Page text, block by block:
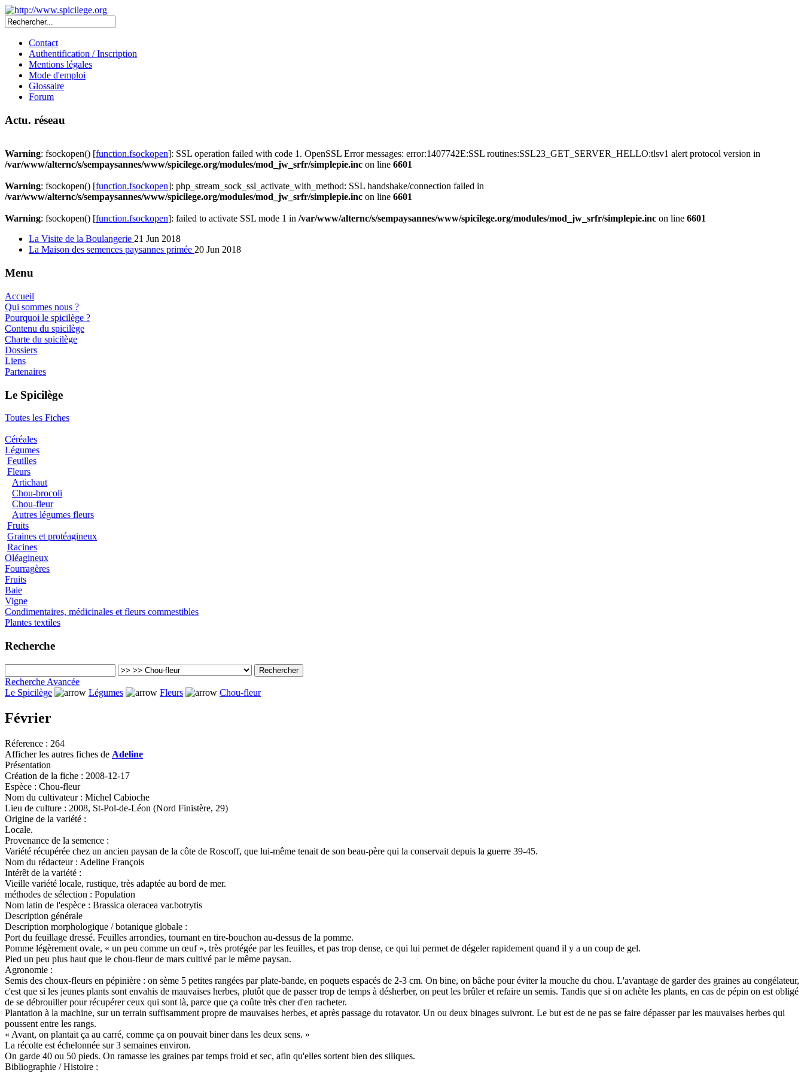
Contact
Authentification / Inscription
Mentions légales
Mode d'emploi
Glossaire
Forum
Actu. réseau
Warning: fsockopen() [function.fsockopen]: SSL operation failed with code 1. OpenSSL Error messages: error:1407742E:SSL routines:SSL23_GET_SERVER_HELLO:tlsv1 alert protocol version in
/var/www/alternc/s/sempaysannes/www/spicilege.org/modules/mod_jw_srfr/simplepie.inc on line 6601
Warning: fsockopen() [function.fsockopen]: php_stream_sock_ssl_activate_with_method: SSL handshake/connection failed in
/var/www/alternc/s/sempaysannes/www/spicilege.org/modules/mod_jw_srfr/simplepie.inc on line 6601
Warning: fsockopen() [function.fsockopen]: failed to activate SSL mode 1 in /var/www/alternc/s/sempaysannes/www/spicilege.org/modules/mod_jw_srfr/simplepie.inc on line 6601
La Visite de la Boulangerie 21 Jun 2018
La Maison des semences paysannes primée 20 Jun 2018
Menu
Accueil
Qui sommes nous ?
Pourquoi le spicilège ?
Contenu du spicilège
Charte du spicilège
Dossiers
Liens
Partenaires
Le Spicilège
Toutes les Fiches
Céréales
Légumes
Feuilles
Fleurs
Artichaut
Chou-brocoli
Chou-fleur
Autres légumes fleurs
Fruits
Graines et protéagineux
Racines
Oléagineux
Fourragères
Fruits
Baie
Vigne
Condimentaires, médicinales et fleurs commestibles
Plantes textiles
Recherche
Recherche Avancée
Le Spicilège
Légumes Fleurs Chou-fleur
Février
Réference : 264
Afficher les autres fiches de Adeline
Présentation
Création de la fiche : 2008-12-17
Espèce : Chou-fleur
Nom du cultivateur : Michel Cabioche
Lieu de culture : 2008, St-Pol-de-Léon (Nord Finistère, 29)
Origine de la variété :
Locale.
Provenance de la semence :
Variété récupérée chez un ancien paysan de la côte de Roscoff, que lui-même tenait de son beau-père qui la conservait depuis la guerre 39-45.
Nom du rédacteur : Adeline François
Intérêt de la variété :
Vieille variété locale, rustique, très adaptée au bord de mer.
méthodes de sélection : Population
Nom latin de l'espèce : Brassica oleracea var.botrytis
Description générale
Description morphologique / botanique globale :
Port du feuillage dressé. Feuilles arrondies, tournant en tire-bouchon au-dessus de la pomme.
Pomme légèrement ovale, « un peu comme un œuf », très protégée par les feuilles, et pas trop dense, ce qui lui permet de dégeler rapidement quand il y a un coup de gel.
Pied un peu plus haut que le chou-fleur de mars cultivé par le même paysan.
Agronomie :
Semis des choux-fleurs en pépinière : on sème 5 petites rangées par plate-bande, en poquets espacés de 2-3 cm. On bine, on bâche pour éviter la mouche du chou. L'avantage de garder des graines au congélateur,
c'est que si les jeunes plants sont envahis de mauvaises herbes, plutôt que de passer trop de temps à désherber, on peut les brûler et refaire un semis. Tandis que si on achète les plants, en cas de pépin on est obligé
de se débrouiller pour récupérer ceux qui sont là, parce que ça coûte très cher d'en racheter.
Plantation à la machine, sur un terrain suffisamment propre de mauvaises herbes, et après passage du rotavator. Un ou deux binages suivront. Le but est de ne pas se faire dépasser par les mauvaises herbes qui
poussent entre les rangs.
« Avant, on plantait ça au carré, comme ça on pouvait biner dans les deux sens. »
La récolte est échelonnée sur 3 semaines environ.
On garde 40 ou 50 pieds. On ramasse les graines par temps froid et sec, afin qu'elles sortent bien des siliques.
Bibliographie / Histoire :